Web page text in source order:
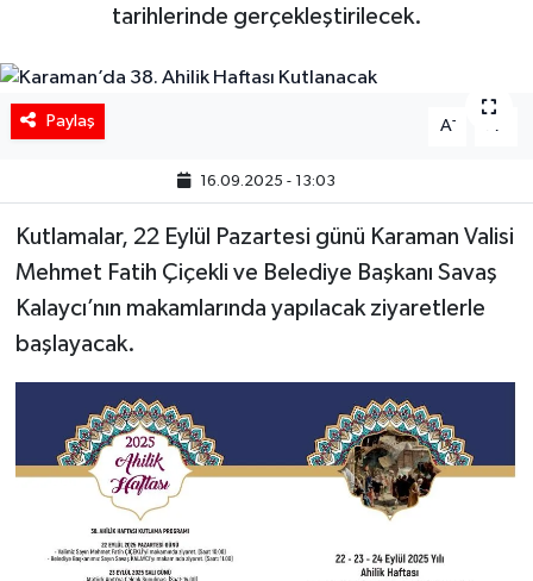
tarihlerinde gerçekleştirilecek.
Paylaş A- A
16.09.2025 - 13:03
Kutlamalar, 22 Eylül Pazartesi günü Karaman Valisi
Mehmet Fatih Çiçekli ve Belediye Başkanı Savaş
Kalaycı’nın makamlarında yapılacak ziyaretlerle
başlayacak.